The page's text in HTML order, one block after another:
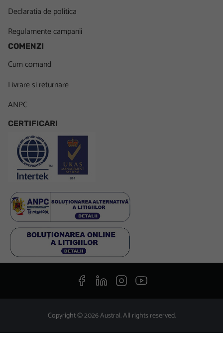
Alonjele noastre sunt fabricate din plastic de calitate, rezistent la
Adaugă alonje în coșul tău de cumpărături alături de alte
Declaratia de politica
Regulamente campanii
COMENZI
Cum comand
Livrare si returnare
ANPC
CERTIFICARI
FacebookLinkedInInstagram
Youtube
Copyright © 2026 Austral. All rights reserved.